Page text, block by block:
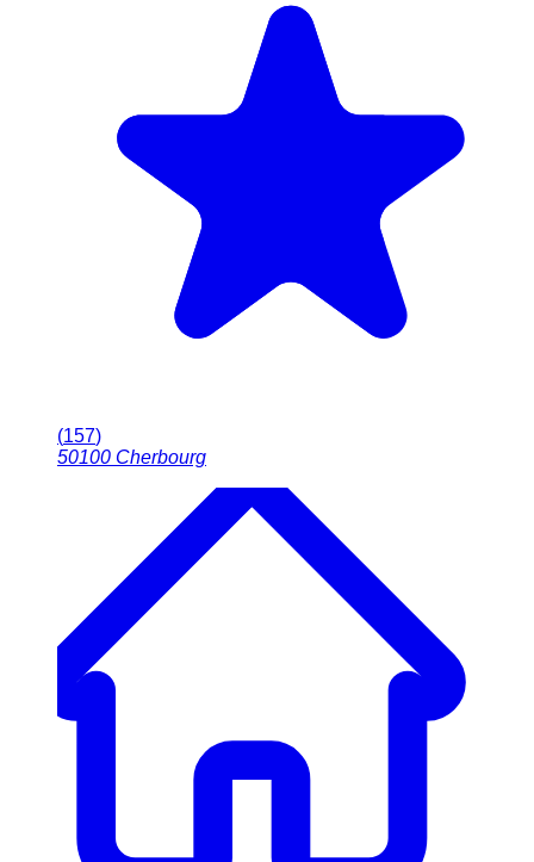
(157)
50100 Cherbourg